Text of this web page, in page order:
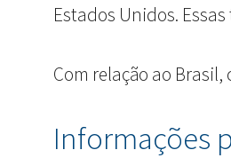
Estados Unidos.
Com relação ao
Informações